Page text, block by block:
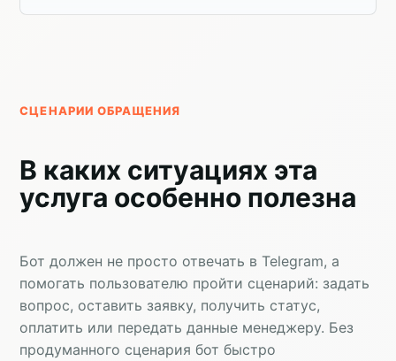
СЦЕНАРИИ ОБРАЩЕНИЯ
В каких ситуациях эта
услуга особенно полезна
Бот должен не просто отвечать в Telegram, а
помогать пользователю пройти сценарий: задать
вопрос, оставить заявку, получить статус,
оплатить или передать данные менеджеру. Без
продуманного сценария бот быстро